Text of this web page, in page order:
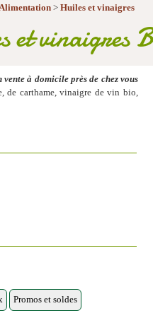
> Huiles et vinaigres
et vinaigres
à domicile près de chez vous
de carthame, vinaigre de vin bio,